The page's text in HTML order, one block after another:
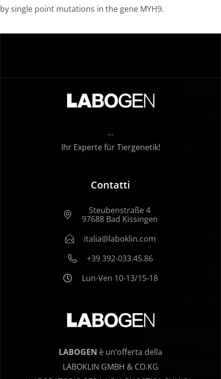
by single point mutations in the gene MYH9.
…
Ihr Experte für Tiergenetik!
Contatti
Steubenstraße 4
97688 Bad Kissingen
italia@laboklin.com
+39 392-033.45.86
Lun-Ven 10-13/15-18
LABOGEN è un’offerta della
LABOKLIN GMBH & CO.KG